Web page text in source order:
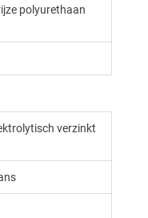
polyurethaan
verzinkt